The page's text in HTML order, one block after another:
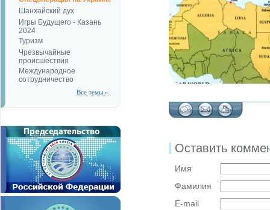
Шанхайский дух
Игры Будущего - Казань
2024
Туризм
Чрезвычайные
происшествия
Международное
сотрудничество
Все темы »
Оставить
Имя
Фамилия
E-mail